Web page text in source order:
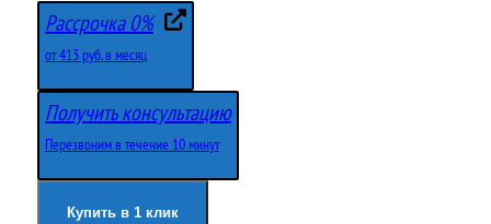
р
в
о
е
к
у
щ
я
Рассрочка 0%
от 413 руб. в месяц
Получить консультацию
Перезвоним в течение 10 минут
Купить в 1 клик